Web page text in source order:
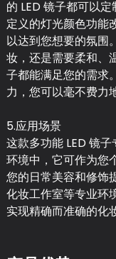
的 LED 镜子都可以
定义的灯光颜色功能
以达到您想要的氛围
妆，还是需要柔和、
子都能满足您的需求
力，您可以毫不费力
5.应用场景
这款多功能 LED 镜
环境中，它可作为您
您的日常美容和修饰
化妆工作室等专业环
实现精确而准确的化